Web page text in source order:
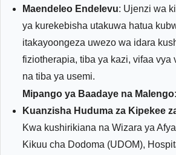
Maendeleo Endelevu: Ujenzi wa
ya kurekebisha utakuwa hatua
itakayoongeza uwezo wa idara
fiziotherapia, tiba ya kazi, vifaa vya
na tiba ya usemi.
Mipango ya Baadaye na Malengo:
Kuanzisha Huduma za Kipekee
Kwa kushirikiana na Wizara ya
Kikuu cha Dodoma (UDOM),